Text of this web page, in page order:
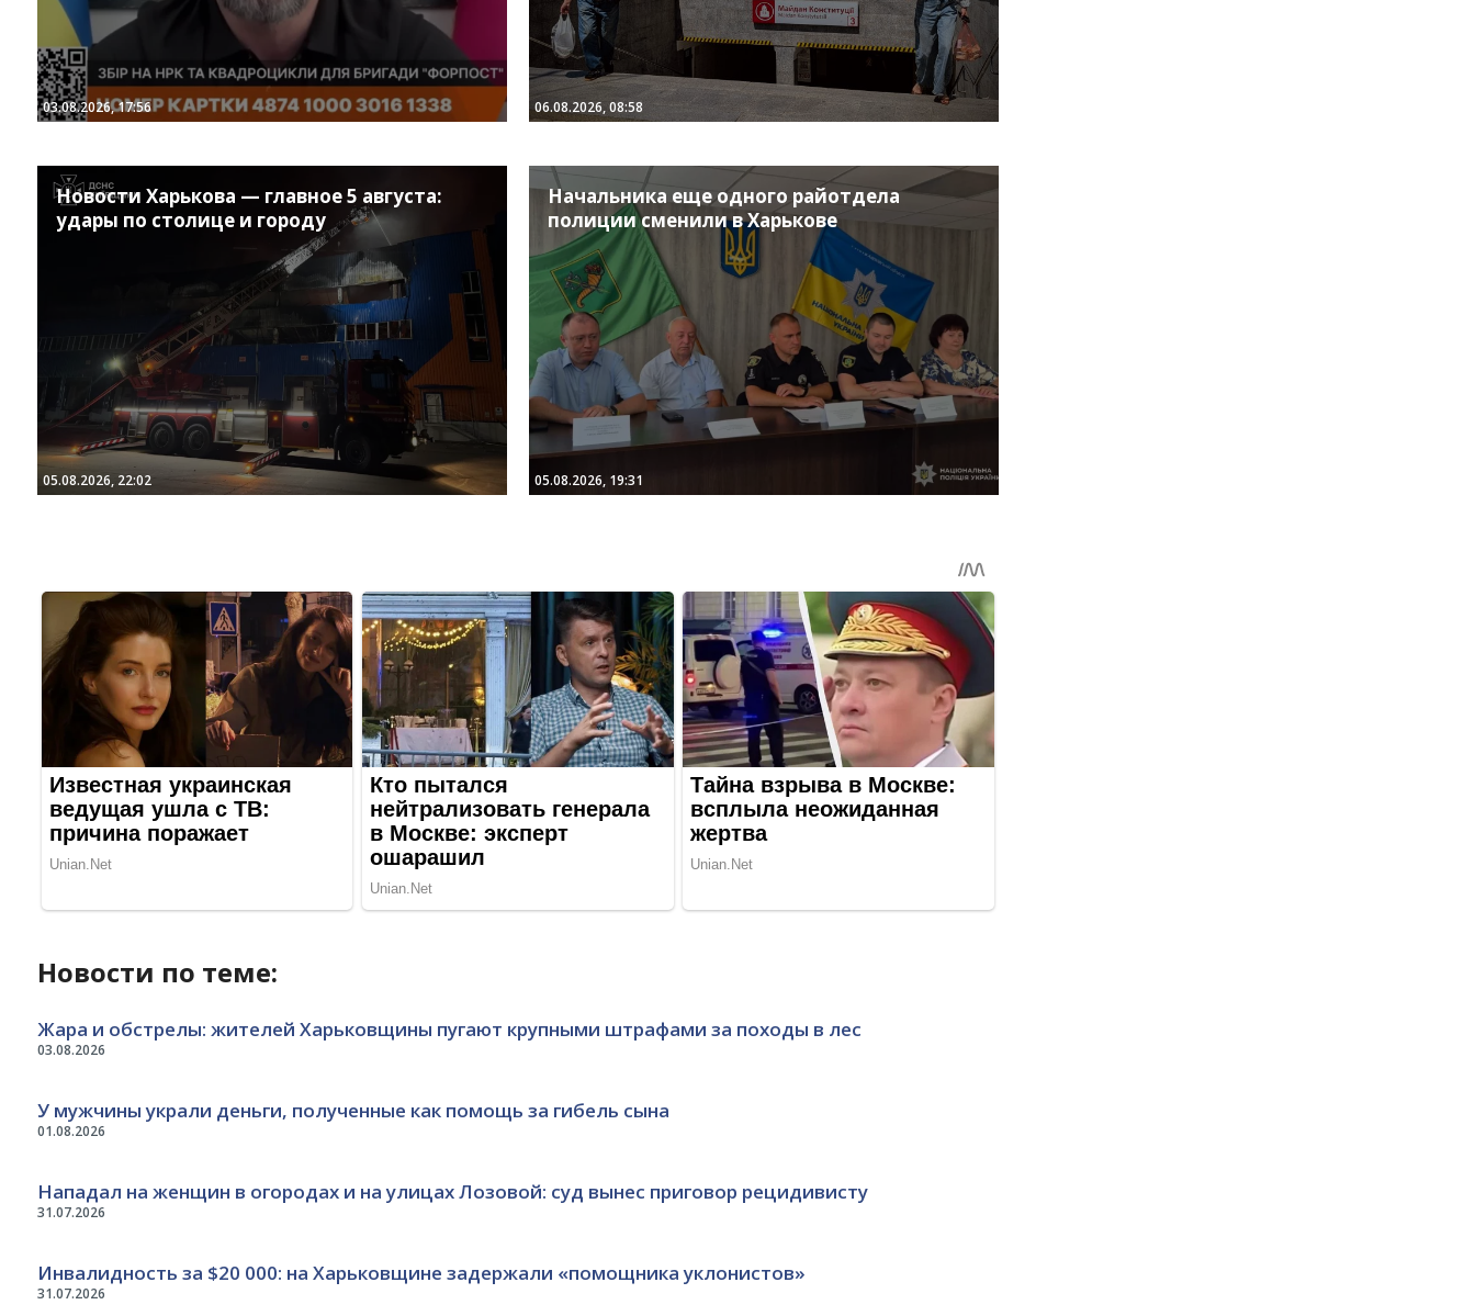
03.08.2026, 17:56 06.08.2026, 08:58
Новости Харькова — главное 5 августа:
удары по столице и городу
05.08.2026, 22:02
Начальника еще одного райотдела
полиции сменили в Харькове
05.08.2026, 19:31
Новости по теме:
03.08.2026
Жара и обстрелы: жителей Харьковщины пугают крупными штрафами за походы в лес
01.08.2026
У мужчины украли деньги, полученные как помощь за гибель сына
31.07.2026
Нападал на женщин в огородах и на улицах Лозовой: суд вынес приговор рецидивисту
31.07.2026
Инвалидность за $20 000: на Харьковщине задержали «помощника уклонистов»